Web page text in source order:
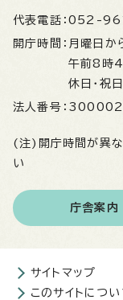
代表電話： 052-
開庁時間： 月曜日か
午前8時
休日・祝
法人番号：
(注)開庁時間が異な
い
庁舎案内
サイトマップ
このサイトについ